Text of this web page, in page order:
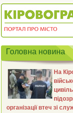
Головна новина
На
організації втеч зі